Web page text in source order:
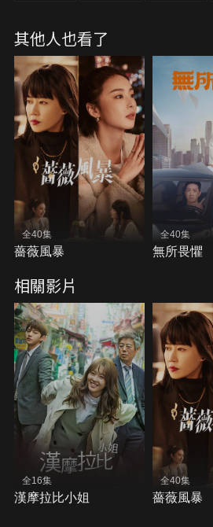
其他人也看了
全40集
薔薇風暴
全40集
無所畏懼
相關影片
全16集
漢摩拉比小姐
全40集
薔薇風暴